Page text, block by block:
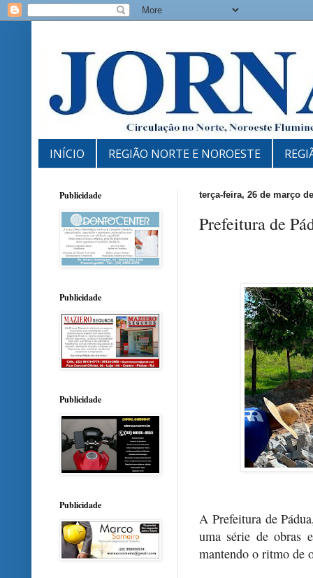
INÍCIO REGIÃO NORTE E NOROESTE
terça-feira, 26 de março
Prefeitura de
A Prefeitura de
uma série de obras
mantendo o ritmo de
Publicidade
Publicidade
Publicidade
Publicidade